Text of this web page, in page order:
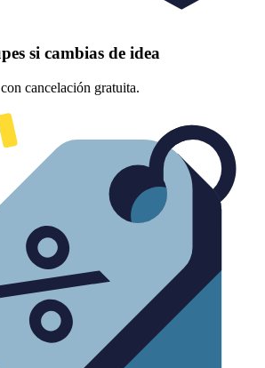
si cambias de idea
cancelación gratuita.